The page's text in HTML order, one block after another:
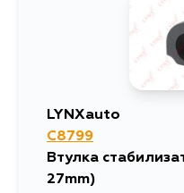
LYNXauto
C8799
Втулка
27mm)